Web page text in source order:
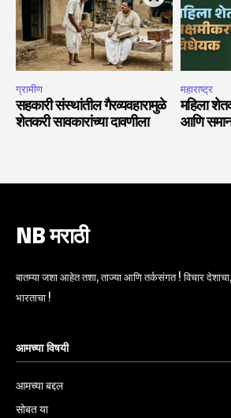
ग्रामीण
सहकारी संस्थांतील गैरव्यवहारामुळे
शेतकरी सावकारांच्या दावणीला
महाराष्ट्र
महिला
आणि समान
NB मराठी
बातम्या जशा आहेत तशा, ताज्या आणि तर्कसंगत ! विचार
भारताचा !
आमच्या विषयी
आमच्या बद्दल
सोबत या